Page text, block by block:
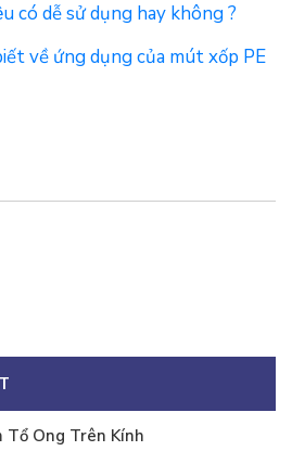
có dễ sử dụng hay không ?
về ứng dụng của mút xốp PE
Tổ Ong Trên Kính